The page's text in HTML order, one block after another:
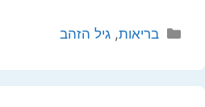
קטגוריות
בריאות,גיל הזהב